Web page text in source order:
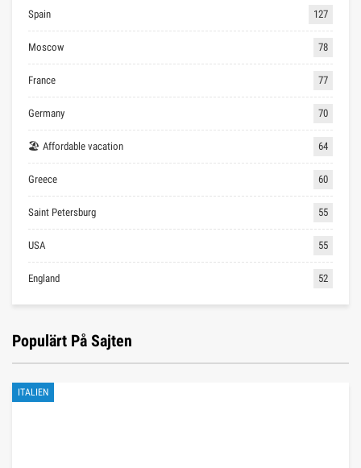
Spain 127
Moscow 78
France 77
Germany 70
🏖 Affordable vacation 64
Greece 60
Saint Petersburg 55
USA 55
England 52
Populärt På Sajten
ITALIEN